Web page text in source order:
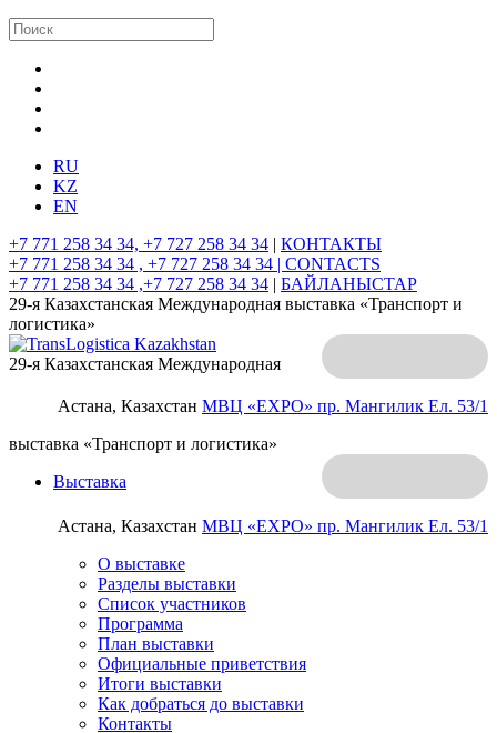
RU
KZ
EN
+7 771 258 34 34, +7 727 258 34 34 | КОНТАКТЫ
+7 771 258 34 34 , +7 727 258 34 34 | CONTACTS
+7 771 258 34 34 ,+7 727 258 34 34 | БАЙЛАНЫСТАР
29-я Казахстанская Международная выставка «Транспорт и
логистика»
Астана, Казахстан МВЦ «EXPO» пр. Мангилик Ел. 53/1
29-я Казахстанская Международная
выставка «Транспорт и логистика»
Астана, Казахстан МВЦ «EXPO» пр. Мангилик Ел. 53/1
Выставка
О выставке
Разделы выставки
Список участников
Программа
План выставки
Официальные приветствия
Итоги выставки
Как добраться до выставки
Контакты